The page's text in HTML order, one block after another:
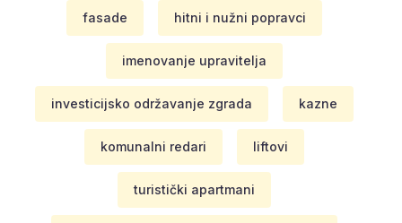
fasade hitni i nužni popravci
imenovanje upravitelja
investicijsko održavanje zgrada kazne
komunalni redari liftovi
turistički apartmani